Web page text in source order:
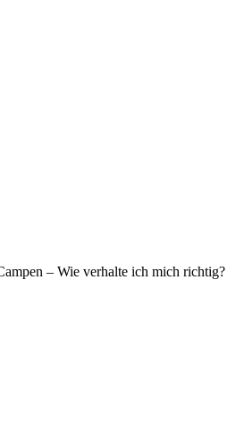
– Wie verhalte ich mich richtig?